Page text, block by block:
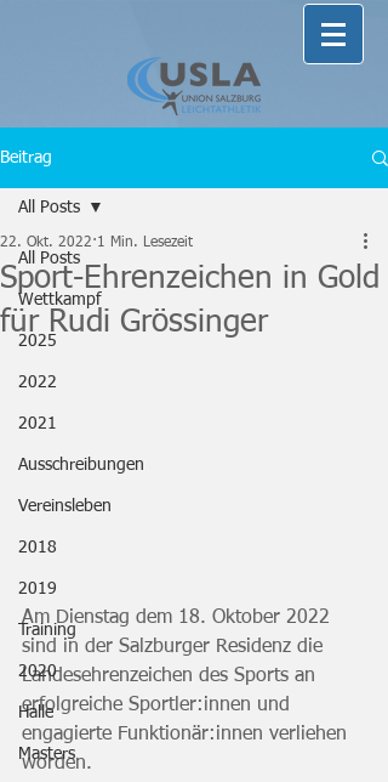
Beitrag
All Posts
Wettkampf
2025
2022
2021
Ausschreibungen
Vereinsleben
2018
2019
Training
2020
Halle
Masters
All Posts
Sport-Ehrenzeichen in Gold
für Rudi Grössinger
22. Okt. 2022 1 Min. Lesezeit
Am Dienstag dem 18. Oktober 2022
sind in der Salzburger Residenz die
Landesehrenzeichen des Sports an
erfolgreiche Sportler:innen und
engagierte Funktionär:innen verliehen
worden.